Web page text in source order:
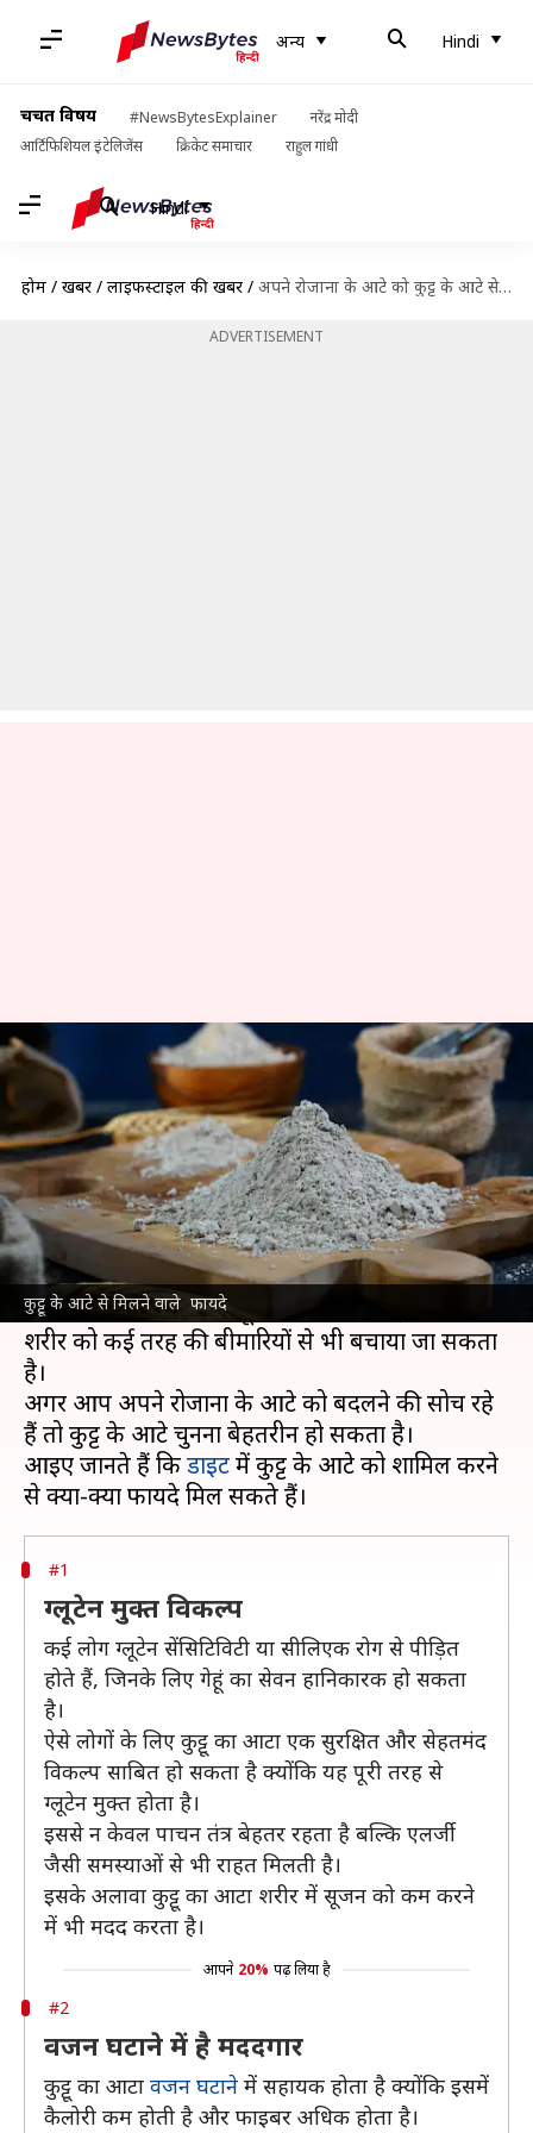
अन्य Hindi
चर्चित विषय #NewsBytesExplainer
नरेंद्र मोदी
आर्टिफिशियल इंटेलिजेंस
क्रिकेट समाचार राहुल गांधी
Hindi
होम / खबरें / लाइफस्टाइल की खबरें / अपने रोजाना के आटे को कुट्टू के आटे से बदलें, मिल सकते हैं ये फायदे
ADVERTISEMENT
कुट्टू के आटे से मिलने वाले फायदे
अपने रोजाना के आटे को कुट्टू के आटे
से बदलें, मिल सकते हैं ये फायदे
लेखन अंजली Jan 16, 2025 07:40 pm
क्या है खबर?
कुट्टू का आटा एक ऐसा विकल्प है, जो स्वास्थ्य को कई
लाभ प्रदान कर सकता है।
यह न केवल पोषण से भरपूर होता है, बल्कि इसे खाने से
शरीर को कई तरह की बीमारियों से भी बचाया जा सकता
है।
अगर आप अपने रोजाना के आटे को बदलने की सोच रहे
हैं तो कुट्टू के आटे चुनना बेहतरीन हो सकता है।
आइए जानते हैं किडाइटमें कुट्टू के आटे को शामिल करने
#1
ग्लूटेन मुक्त विकल्प
कई लोग ग्लूटेन सेंसिटिविटी या सीलिएक रोग से पीड़ित
होते हैं, जिनके लिए गेहूं का सेवन हानिकारक हो सकता
है।
ऐसे लोगों के लिए कुट्टू का आटा एक सुरक्षित और सेहतमंद
विकल्प साबित हो सकता है क्योंकि यह पूरी तरह से
ग्लूटेन मुक्त होता है।
इससे न केवल पाचन तंत्र बेहतर रहता है बल्कि एलर्जी
जैसी समस्याओं से भी राहत मिलती है।
इसके अलावा कुट्टू का आटा शरीर में सूजन को कम करने
में भी मदद करता है।
आपने 20% पढ़ लिया है
#2
वजन घटाने में है मददगार
कुट्टू का आटा वजन घटाने में सहायक होता है क्योंकि इसमें
कैलोरी कम होती है और फाइबर अधिक होता है।